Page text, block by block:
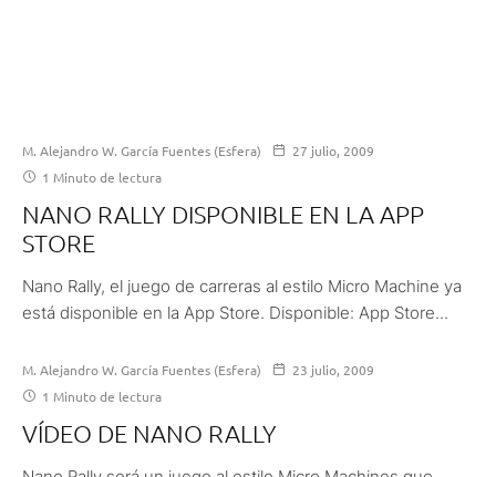
M. Alejandro W. García Fuentes (Esfera)
27 julio, 2009
1 Minuto de lectura
NANO RALLY DISPONIBLE EN LA APP
STORE
Nano Rally, el juego de carreras al estilo Micro Machine ya
está disponible en la App Store. Disponible: App Store...
M. Alejandro W. García Fuentes (Esfera)
23 julio, 2009
1 Minuto de lectura
VÍDEO DE NANO RALLY